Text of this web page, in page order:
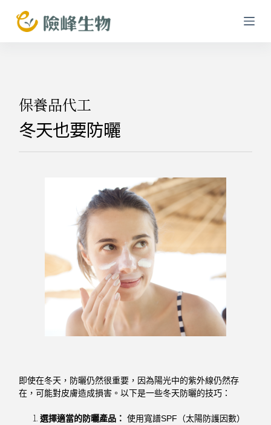
跳
至
保養品代工
冬天也要防曬
即使在冬天，防曬仍然很重要，因為陽光中的紫外線仍然存
在，可能對皮膚造成損害。以下是一些冬天防曬的技巧：
選擇適當的防曬產品： 使用寬譜SPF（太陽防護因數）